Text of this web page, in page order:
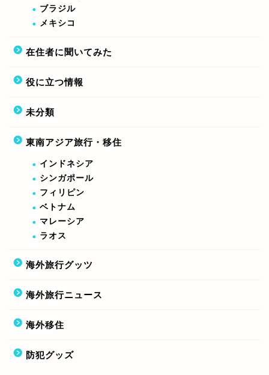
ブラジル
メキシコ
在住者に聞いてみた
役に立つ情報
未分類
東南アジア旅行・移住
インドネシア
シンガポール
フィリピン
ベトナム
マレーシア
ラオス
海外旅行グッツ
海外旅行ニュース
海外移住
防犯グッズ